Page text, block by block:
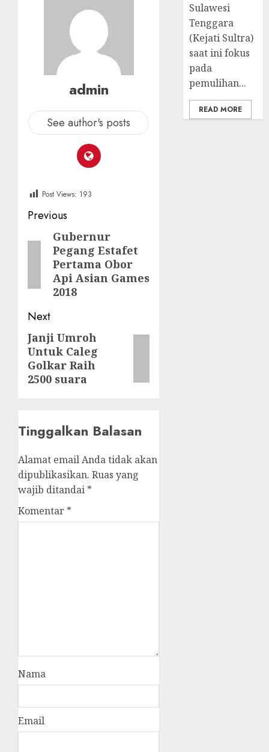
admin
See author's posts
Post Views: 193
Post
navigation
Previous
PreviousGubernur
Pegang Estafet
Pertama Obor
Api Asian Games
2018
Next
Next
post:
Janji Umroh
Untuk Caleg
Golkar Raih
2500 suara
Tinggalkan Balasan
Alamat email Anda tidak akan
dipublikasikan. Ruas yang
wajib ditandai *
Komentar *
Nama
Email
Sulawesi
Tenggara
(Kejati Sultra)
saat ini fokus
pada
pemulihan...
READ MORE